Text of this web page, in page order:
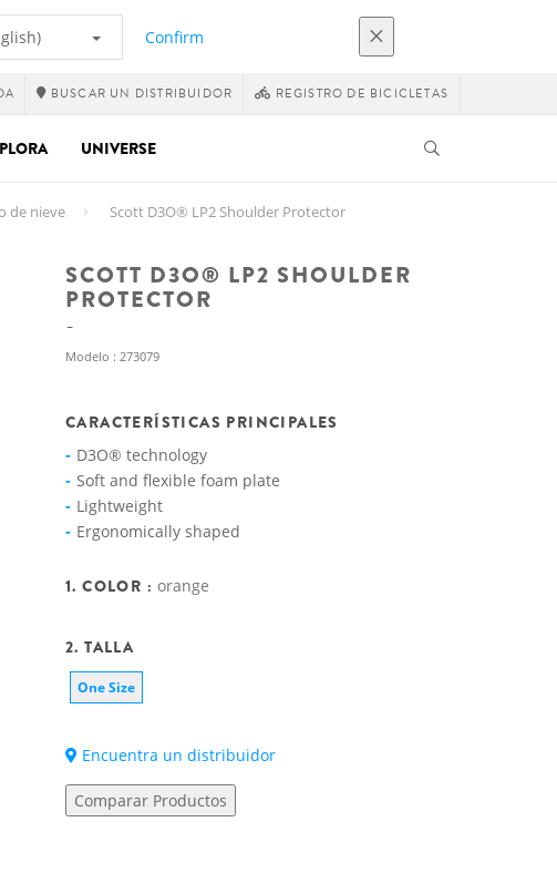
Confirm
BUSCAR UN DISTRIBUIDOR REGISTRO DE BICICLETAS
UNIVERSE
de nieve Scott D3O® LP2 Shoulder Protector
SCOTT D3O® LP2 SHOULDER
PROTECTOR
Modelo : 273079
CARACTERÍSTICAS PRINCIPALES
D3O® technology
Soft and flexible foam plate
Lightweight
Ergonomically shaped
1. COLOR :orange
2. TALLA
One Size
Encuentra un distribuidor
Comparar Productos